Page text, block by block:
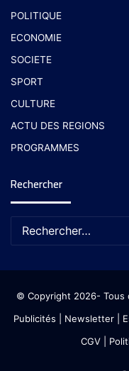
POLITIQUE
ECONOMIE
SOCIETE
SPORT
CULTURE
ACTU DES REGIONS
PROGRAMMES
Rechercher
© Copyright 2026-
Publicités
Newsletter|
CGV|